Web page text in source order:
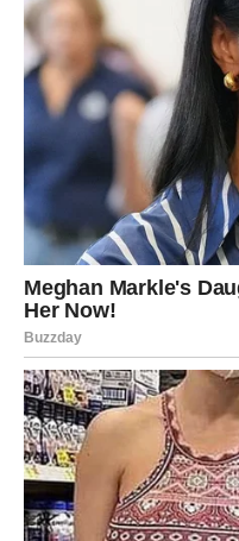
Novac može doći kroz
projekat, investicija,
čekao da bude vraćen.
dobiti i priliku za
potpuno neočekivano.
Za Škorpije je važno da
može odvesti pravo do
Ribe – sreća
Ribe su znak koji često
najmanje očekuje. Do
osetiti kako im
finansijsko iznenađenje.